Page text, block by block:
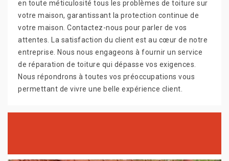
en toute méticulosité tous les problèmes de toiture sur
votre maison, garantissant la protection continue de
votre maison. Contactez-nous pour parler de vos
attentes. La satisfaction du client est au cœur de notre
entreprise. Nous nous engageons à fournir un service
de réparation de toiture qui dépasse vos exigences.
Nous répondrons à toutes vos préoccupations vous
permettant de vivre une belle expérience client.